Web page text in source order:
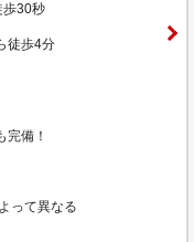
歩30秒
徒歩4分
備！
って異なる